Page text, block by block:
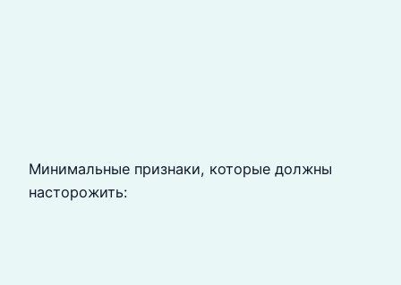
Минимальные признаки, которые должны
насторожить: